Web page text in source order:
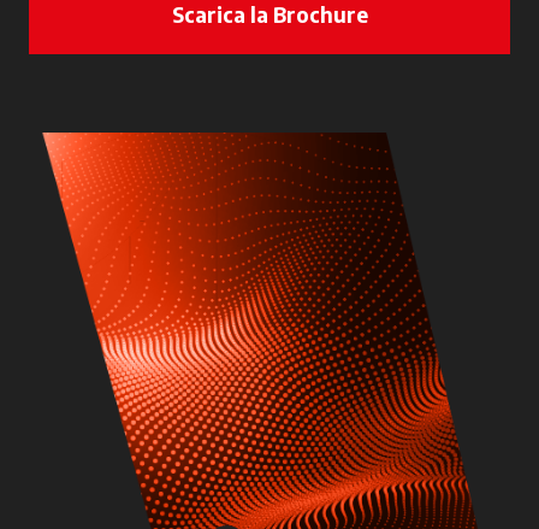
Scarica la Brochure